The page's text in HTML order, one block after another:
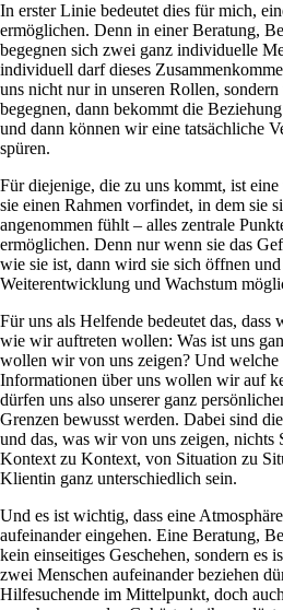
In erster Linie bedeutet dies für mich,
ermöglichen. Denn in einer Beratung,
begegnen sich zwei ganz individuelle
individuell darf dieses
uns nicht nur in unseren Rollen,
begegnen, dann bekommt die
und dann können wir eine tatsächliche
spüren.
Für diejenige, die zu uns kommt, ist
sie einen Rahmen vorfindet, in dem sie
angenommen fühlt – alles zentrale
ermöglichen. Denn nur wenn sie das
wie sie ist, dann wird sie sich öffnen
Weiterentwicklung und Wachstum
Für uns als Helfende bedeutet das,
wie wir auftreten wollen: Was ist uns
wollen wir von uns zeigen? Und welche
Informationen über uns wollen wir auf
dürfen uns also unserer ganz
Grenzen bewusst werden. Dabei sind
und das, was wir von uns zeigen, nichts
Kontext zu Kontext, von Situation zu
Klientin ganz unterschiedlich sein.
Und es ist wichtig, dass eine
aufeinander eingehen. Eine Beratung,
kein einseitiges Geschehen, sondern es
zwei Menschen aufeinander beziehen
Hilfesuchende im Mittelpunkt, doch